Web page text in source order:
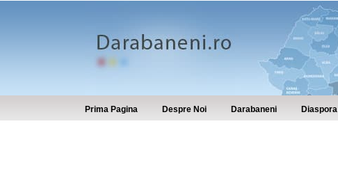
Prima Pagina Despre Noi Darabaneni Diaspora